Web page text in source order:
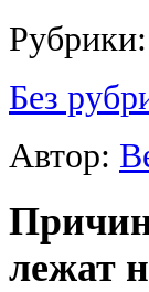
Рубрики:
Без
Автор:
лежат